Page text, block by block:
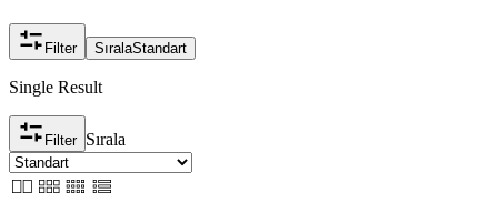
Filter SıralaStandart
Single Result
Filter Sırala